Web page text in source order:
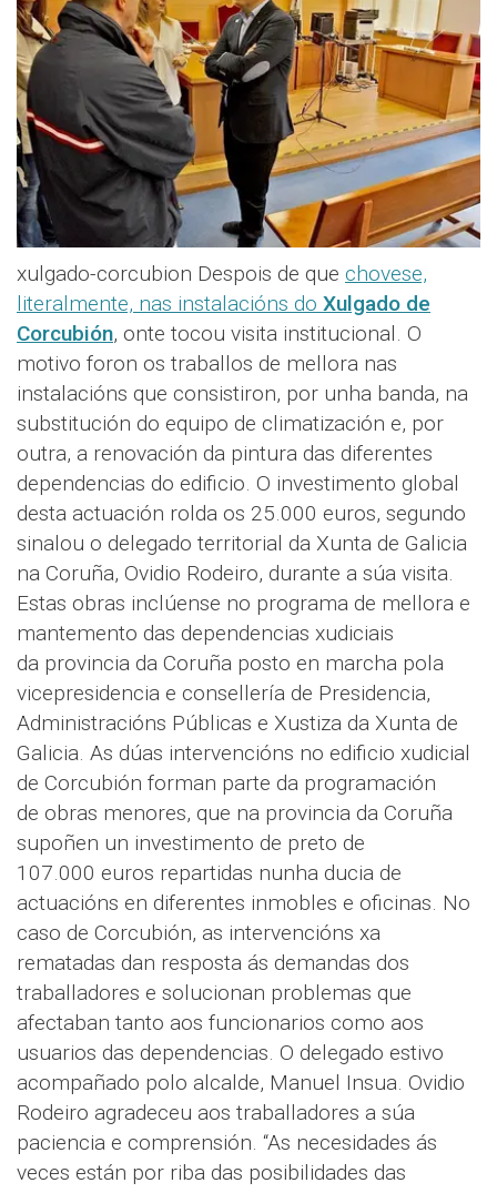
xulgado-corcubion Despois de que chovese,
literalmente, nas instalacións do Xulgado de
Corcubión, onte tocou visita institucional. O
motivo foron os traballos de mellora nas
instalacións que consistiron, por unha banda, na
substitución do equipo de climatización e, por
outra, a renovación da pintura das diferentes
dependencias do edificio. O investimento global
desta actuación rolda os 25.000 euros, segundo
sinalou o delegado territorial da Xunta de Galicia
na Coruña, Ovidio Rodeiro, durante a súa visita.
Estas obras inclúense no programa de mellora e
mantemento das dependencias xudiciais
da provincia da Coruña posto en marcha pola
vicepresidencia e consellería de Presidencia,
Administracións Públicas e Xustiza da Xunta de
Galicia. As dúas intervencións no edificio xudicial
de Corcubión forman parte da programación
de obras menores, que na provincia da Coruña
supoñen un investimento de preto de
107.000 euros repartidas nunha ducia de
actuacións en diferentes inmobles e oficinas. No
caso de Corcubión, as intervencións xa
rematadas dan resposta ás demandas dos
traballadores e solucionan problemas que
afectaban tanto aos funcionarios como aos
usuarios das dependencias. O delegado estivo
acompañado polo alcalde, Manuel Insua. Ovidio
Rodeiro agradeceu aos traballadores a súa
paciencia e comprensión. “As necesidades ás
veces están por riba das posibilidades das